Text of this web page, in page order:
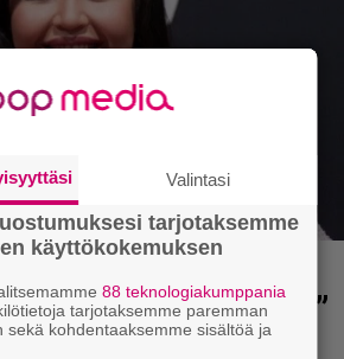
upeita kuvia
”Puitteet kohdillaan”
Valintasi
tarjotaksemme
käyttökokemuksen
88 teknologiakumppania
tarjotaksemme paremman
sekä kohdentaaksemme sisältöä ja